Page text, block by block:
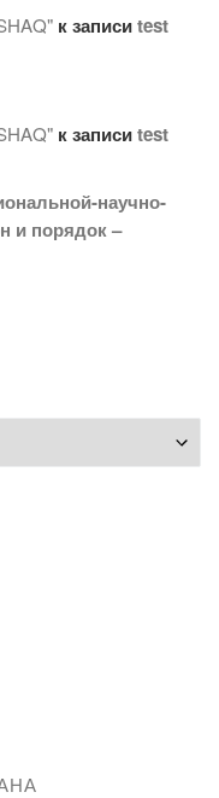
к записиtest
к записиtest
научно-
и порядок –